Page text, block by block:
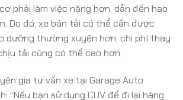
phải làm việc nặng hơn, dẫn đến hao
Do đó, xe bán tải có thể cần được
dưỡng thường xuyên hơn, chi phí thay
tải cũng có thể cao hơn.
gia tư vấn xe tại Garage Auto
“Nếu bạn sử dụng CUV để đi lại hàng